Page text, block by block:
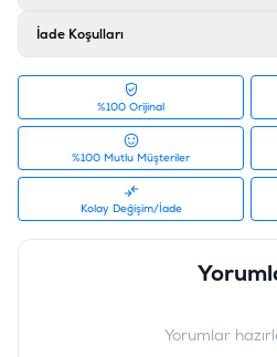
İade Koşulları
%100 Orijinal
%100 Mutlu Müşteriler
Kolay Değişim/İade
Yorumlar